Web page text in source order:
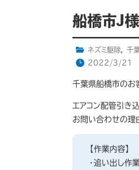
船橋市J
ネズミ駆除, 千
2022/3/21
千葉県船橋市のお
エアコン配管引き
お問い合わせの理
【作業内容】
・追い出し作